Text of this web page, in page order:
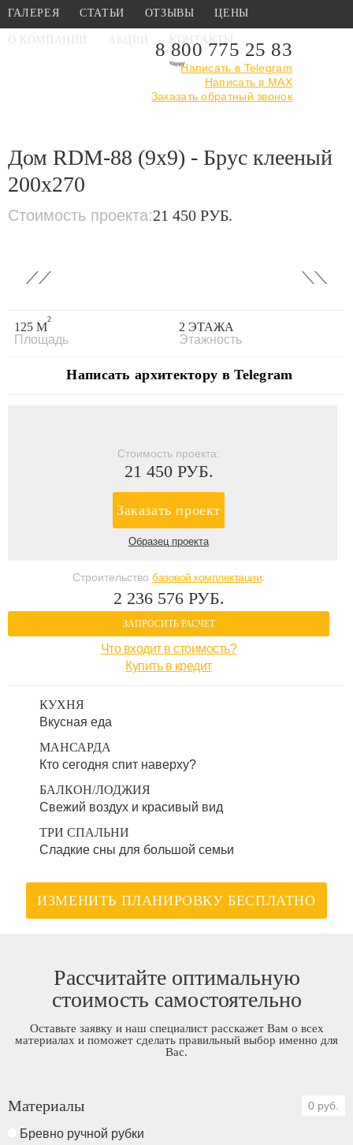
ГАЛЕРЕЯ СТАТЬИ ОТЗЫВЫ ЦЕНЫ
О КОМПАНИИ АКЦИИ КОНТАКТЫ
8 800 775 25 83
Написать в Telegram
Написать в MAX
Заказать обратный звонок
Проекты деревянных домов ›
Дом RDM-88
Дом RDM-88 (9x9) - Брус клееный
200x270
Стоимость проекта:21 450 РУБ.
‹ ›
125 М
2
Площадь
2 ЭТАЖА
Этажность
Написать архитектору в Telegram
Стоимость проекта:
21 450 РУБ.
Заказать проект
Образец проекта
Строительство базовой комплектации:
2 236 576 РУБ.
ЗАПРОСИТЬ РАСЧЕТ
Что входит в стоимость?
Купить в кредит
КУХНЯ
Вкусная еда
МАНСАРДА
Кто сегодня спит наверху?
БАЛКОН/ЛОДЖИЯ
Свежий воздух и красивый вид
ТРИ СПАЛЬНИ
Сладкие сны для большой семьи
ИЗМЕНИТЬ ПЛАНИРОВКУ БЕСПЛАТНО
Рассчитайте оптимальную
стоимость самостоятельно
Оставьте заявку и наш специалист расскажет Вам о всех
материалах и поможет сделать правильный выбор именно для
Вас.
Материалы 0 руб.
Бревно ручной рубки